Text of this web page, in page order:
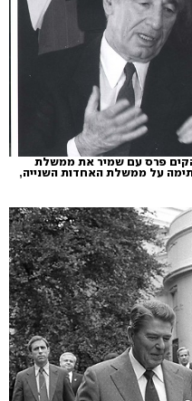
הקים פרס עם שמיר את ממשלת
על ממשלת האחדות השנייה,